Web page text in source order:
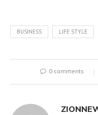
BUSINESS LIFE STYLE
0 comments